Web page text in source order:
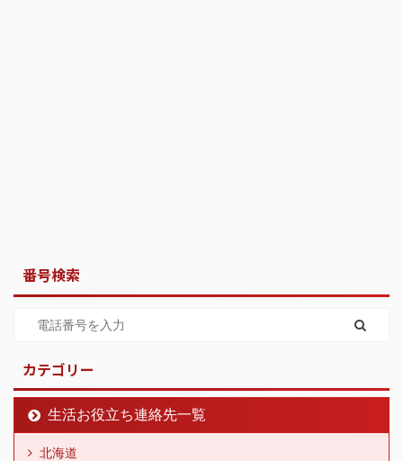
番号検索
カテゴリー
生活お役立ち連絡先一覧
北海道